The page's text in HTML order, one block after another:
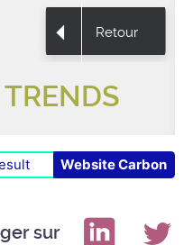
Retour
Website Carbon
sur